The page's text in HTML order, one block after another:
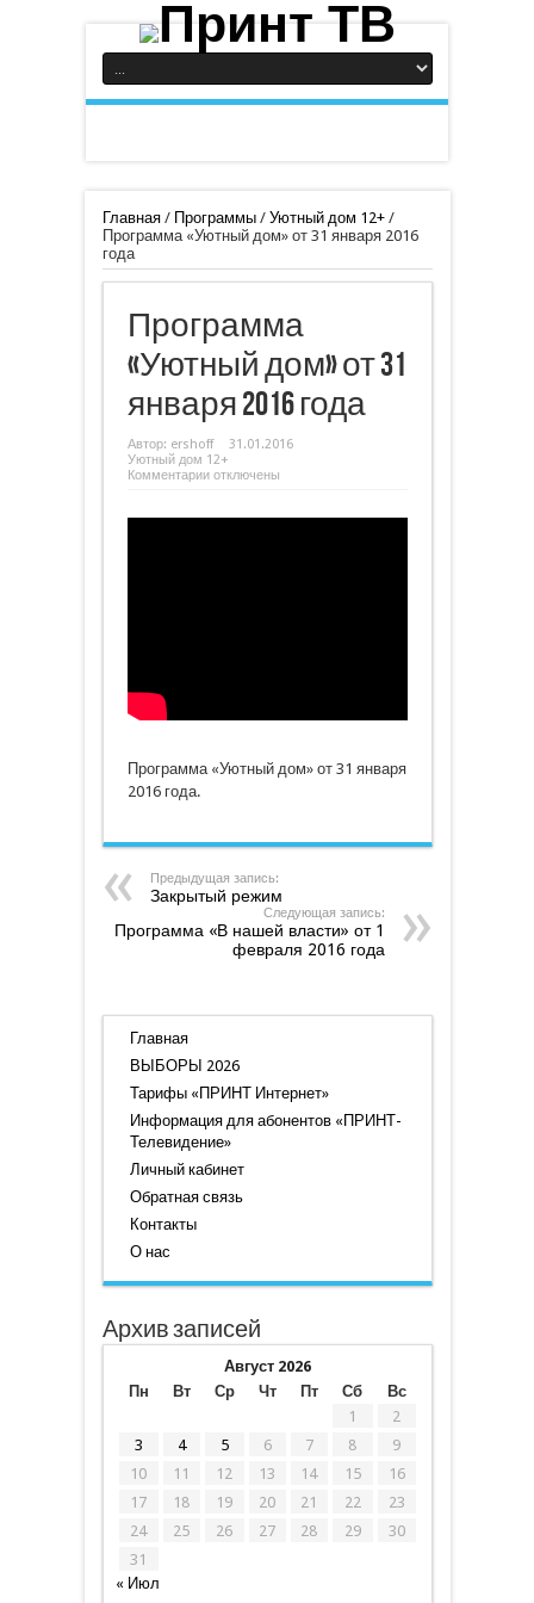
Главная/ Программы/ Уютный дом 12+/
Программа «Уютный дом» от 31 января 2016
года
Программа
«Уютный дом» от 31
января 2016 года
Автор: ershoff
31.01.2016
Уютный дом 12+
Комментариик
«Уютный
отключены
Программа «Уютный дом» от 31 января
2016 года.
Предыдущая запись:
Закрытый режим
Следующая запись:
Программа «В нашей власти» от 1
февраля 2016 года
Главная
ВЫБОРЫ 2026
Тарифы «ПРИНТ Интернет»
Информация для абонентов «ПРИНТ-
Телевидение»
Личный кабинет
Обратная связь
Контакты
О нас
Архив записей
Август 2026
Пн
Вт Ср Чт Пт Сб
Вс
1
2
3
4 5 6 7 8
9
10
11 12 13 14 15
16
17
18 19 20 21 22
23
24
25 26 27 28 29
30
31
« Июл